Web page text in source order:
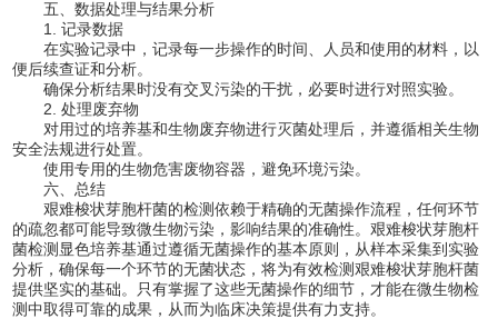
五、数据处理与结果分析
1. 记录数据
在实验记录中，记录每一步操作的时间、人员和使用的材料，以
便后续查证和分析。
确保分析结果时没有交叉污染的干扰，必要时进行对照实验。
2. 处理废弃物
对用过的培养基和生物废弃物进行灭菌处理后，并遵循相关生物
安全法规进行处置。
使用专用的生物危害废物容器，避免环境污染。
六、总结
艰难梭状芽胞杆菌的检测依赖于精确的无菌操作流程，任何环节
的疏忽都可能导致微生物污染，影响结果的准确性。艰难梭状芽胞杆
菌检测显色培养基通过遵循无菌操作的基本原则，从样本采集到实验
分析，确保每一个环节的无菌状态，将为有效检测艰难梭状芽胞杆菌
提供坚实的基础。只有掌握了这些无菌操作的细节，才能在微生物检
测中取得可靠的成果，从而为临床决策提供有力支持。